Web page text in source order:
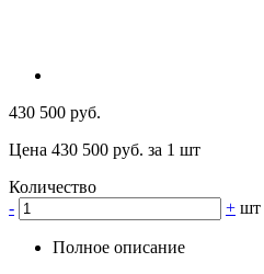
430 500 руб.
Цена 430 500 руб. за 1 шт
Количество
-
+ шт
Полное описание